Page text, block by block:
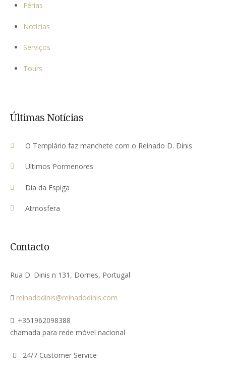
Férias
Notícias
Serviços
Tours
Últimas Notícias
O Templário faz manchete com o Reinado D. Dinis
Ultimos Pormenores
Dia da Espiga
Atmosfera
Contacto
Rua D. Dinis n 131, Dornes, Portugal
reinadodinis@reinadodinis.com
+351962098388
chamada para rede móvel nacional
24/7 Customer Service